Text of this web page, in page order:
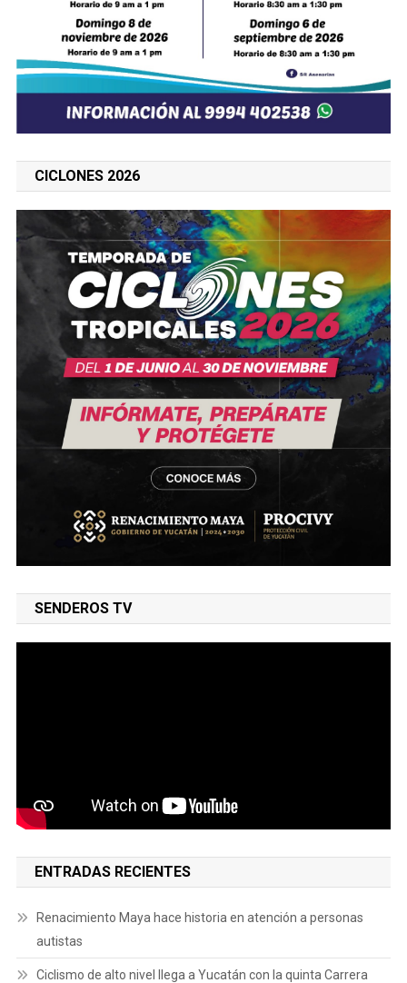
CICLONES 2026
SENDEROS TV
ENTRADAS RECIENTES
Renacimiento Maya hace historia en atención a personas
autistas
Ciclismo de alto nivel llega a Yucatán con la quinta Carrera